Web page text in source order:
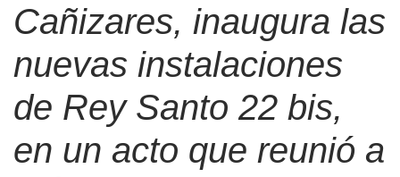
Cañizares, inaugura las
nuevas instalaciones
de Rey Santo 22 bis,
en un acto que reunió a